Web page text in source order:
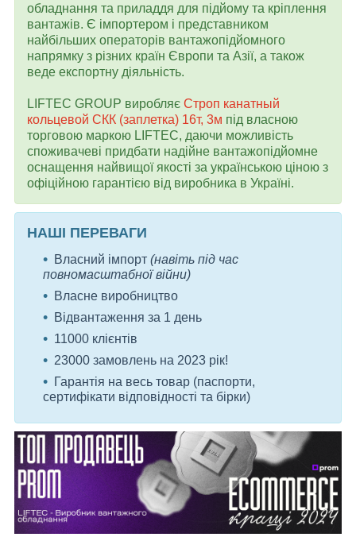
обладнання та приладдя для підйому та кріплення
вантажів. Є імпортером і представником
найбільших операторів вантажопідйомного
напрямку з різних країн Європи та Азії, а також
веде експортну діяльність.
LIFTEC GROUP виробляє Строп канатный
кольцевой СКК (заплетка) 16т, 3м під власною
торговою маркою LIFTEC, даючи можливість
споживачеві придбати надійне вантажопідйомне
оснащення найвищої якості за українською ціною з
офіційною гарантією від виробника в Україні.
НАШІ ПЕРЕВАГИ
Власний імпорт (навіть під час
повномасштабної війни)
Власне виробництво
Відвантаження за 1 день
11000 клієнтів
23000 замовлень на 2023 рік!
Гарантія на весь товар (паспорти,
сертифікати відповідності та бірки)